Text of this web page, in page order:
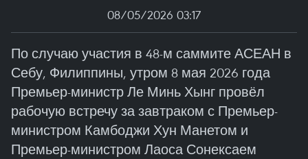
08/05/2026 03:17
По случаю участия в 48-м саммите АСЕАН в
Себу, Филиппины, утром 8 мая 2026 года
Премьер-министр Ле Минь Хынг провёл
рабочую встречу за завтраком с Премьер-
министром Камбоджи Хун Манетом и
Премьер-министром Лаоса Сонексаем